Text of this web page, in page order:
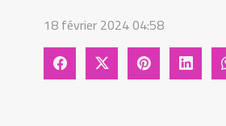
18 février 2024 04:58